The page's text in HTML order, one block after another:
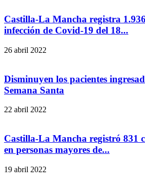
Castilla-La Mancha registra
infección de Covid-19 del 18...
26 abril 2022
Disminuyen los pacientes
Semana Santa
22 abril 2022
Castilla-La Mancha registró 831
en personas mayores de...
19 abril 2022